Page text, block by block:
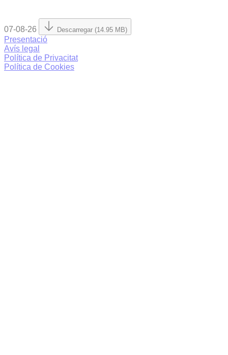
07-08-26 Descarregar (14.95 MB)
Presentació
Avís legal
Política de Privacitat
Política de Cookies